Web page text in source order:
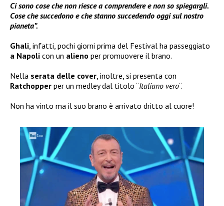
Ci sono cose che non riesce a comprendere e non so spiegargli.
Cose che succedono e che stanno succedendo oggi sul nostro
pianeta”.
Ghali, infatti, pochi giorni prima del Festival ha passeggiato
a Napoli con un alieno per promuovere il brano.
Nella serata delle cover, inoltre, si presenta con
Ratchopper per un medley dal titolo “Italiano vero“.
Non ha vinto ma il suo brano è arrivato dritto al cuore!